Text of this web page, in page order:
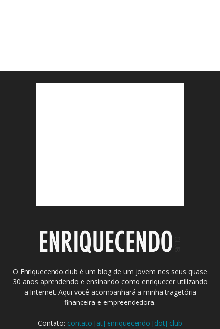
O Enriquecendo.club é um blog de um jovem nos seus quase
30 anos aprendendo e ensinando como enriquecer utilizando
a Internet. Aqui você acompanhará a minha tragetória
financeira e empreendedora.
Contato: contato [at] enriquecendo [dot] club